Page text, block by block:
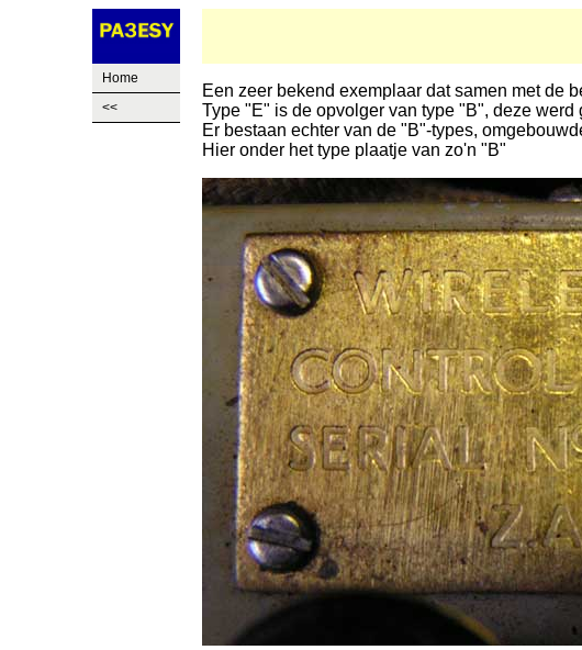
Home
<<
Een zeer bekend exemplaar dat samen met de
Type "E" is de opvolger van type "B", deze
Er bestaan echter van de "B"-types,
Hier onder het type plaatje van zo'n "B"